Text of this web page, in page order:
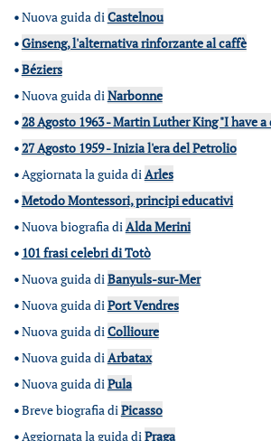
•Nuova guida diCastelnou
•Ginseng, l'alternativa rinforzante al caffè
•Béziers
•Nuova guida diNarbonne
•28 Agosto 1963 - Martin Luther King "I have a
•27 Agosto 1959 - Inizia l'era del Petrolio
•Aggiornata la guida diArles
•Metodo Montessori, principi educativi
•Nuova biografia diAlda Merini
• 101 frasi celebri di Totò
•Nuova guida diBanyuls-sur-Mer
•Nuova guida diPort Vendres
•Nuova guida diCollioure
•Nuova guida diArbatax
•Nuova guida diPula
•Breve biografia diPicasso
•Aggiornata la guida diPraga